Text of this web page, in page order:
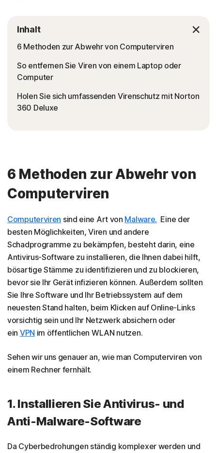
Inhalt
6 Methoden zur Abwehr von Computerviren
So entfernen Sie Viren von einem Laptop oder
Computer
Holen Sie sich umfassenden Virenschutz mit Norton
360 Deluxe
6 Methoden zur Abwehr von
Computerviren
Computerviren sind eine Art von Malware. Eine der
besten Möglichkeiten, Viren und andere
Schadprogramme zu bekämpfen, besteht darin, eine
Antivirus-Software zu installieren, die Ihnen dabei hilft,
bösartige Stämme zu identifizieren und zu blockieren,
bevor sie Ihr Gerät infizieren können. Außerdem sollten
Sie Ihre Software und Ihr Betriebssystem auf dem
neuesten Stand halten, beim Klicken auf Online-Links
vorsichtig sein und Ihr Netzwerk absichern oder
ein VPN im öffentlichen WLAN nutzen.
Sehen wir uns genauer an, wie man Computerviren von
einem Rechner fernhält.
1. Installieren Sie Antivirus- und
Anti-Malware-Software
Da Cyberbedrohungen ständig komplexer werden und